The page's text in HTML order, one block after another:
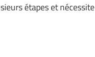
étapes et nécessite